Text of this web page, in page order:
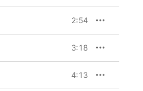
2:54
3:18
4:13